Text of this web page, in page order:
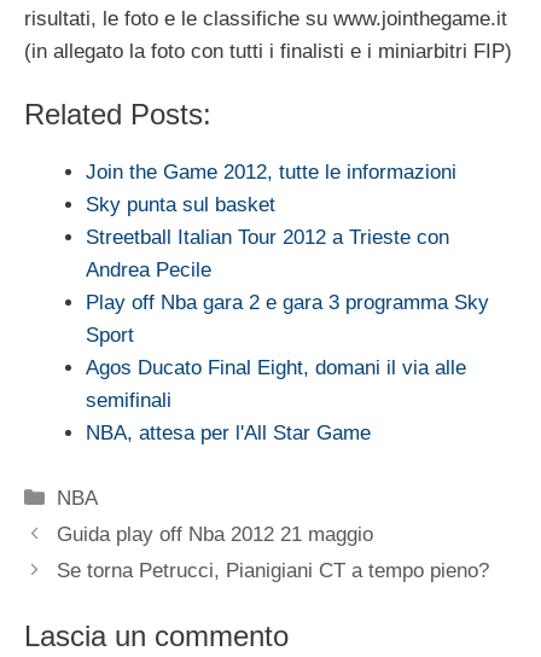
risultati, le foto e le classifiche su www.jointhegame.it
(in allegato la foto con tutti i finalisti e i miniarbitri FIP)
Related Posts:
Join the Game 2012, tutte le informazioni
Sky punta sul basket
Streetball Italian Tour 2012 a Trieste con
Andrea Pecile
Play off Nba gara 2 e gara 3 programma Sky
Sport
Agos Ducato Final Eight, domani il via alle
semifinali
NBA, attesa per l'All Star Game
Categorie
NBA
Guida play off Nba 2012 21 maggio
Se torna Petrucci, Pianigiani CT a tempo pieno?
Lascia un commento